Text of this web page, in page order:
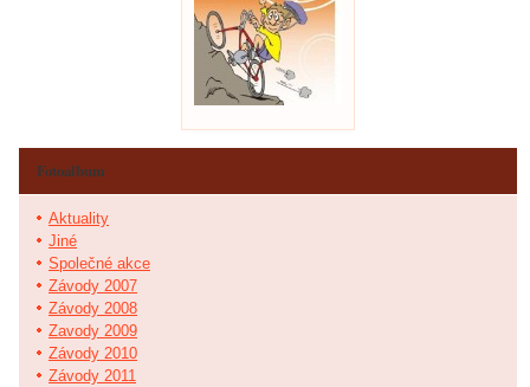
Fotoalbum
Aktuality
Jiné
Společné akce
Závody 2007
Závody 2008
Zavody 2009
Závody 2010
Závody 2011